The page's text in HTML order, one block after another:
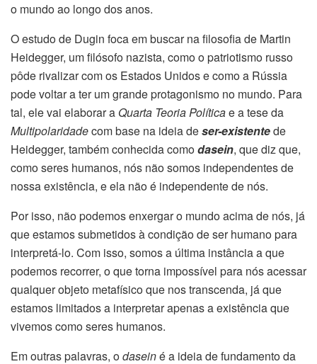
o mundo ao longo dos anos.
O estudo de Dugin foca em buscar na filosofia de Martin
Heidegger, um filósofo nazista, como o patriotismo russo
pôde rivalizar com os Estados Unidos e como a Rússia
pode voltar a ter um grande protagonismo no mundo. Para
tal, ele vai elaborar a Quarta Teoria Políticae a tese da
Multipolaridadecom base na ideia deser-existentede
Heidegger, também conhecida comodasein, que diz que,
como seres humanos, nós não somos independentes de
nossa existência, e ela não é independente de nós.
Por isso, não podemos enxergar o mundo acima de nós, já
que estamos submetidos à condição de ser humano para
interpretá-lo. Com isso, somos a última instância a que
podemos recorrer, o que torna impossível para nós acessar
qualquer objeto metafísico que nos transcenda, já que
estamos limitados a interpretar apenas a existência que
vivemos como seres humanos.
Em outras palavras, odaseiné a ideia de fundamento da